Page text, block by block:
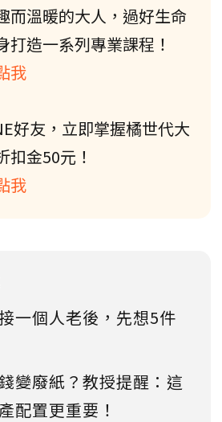
而溫暖的大人，過好生命
打造一系列專業課程！
我
好友，立即掌握橘世代大
扣金50元！
我
一個人老後，先想5件
變廢紙？教授提醒：這
配置更重要！